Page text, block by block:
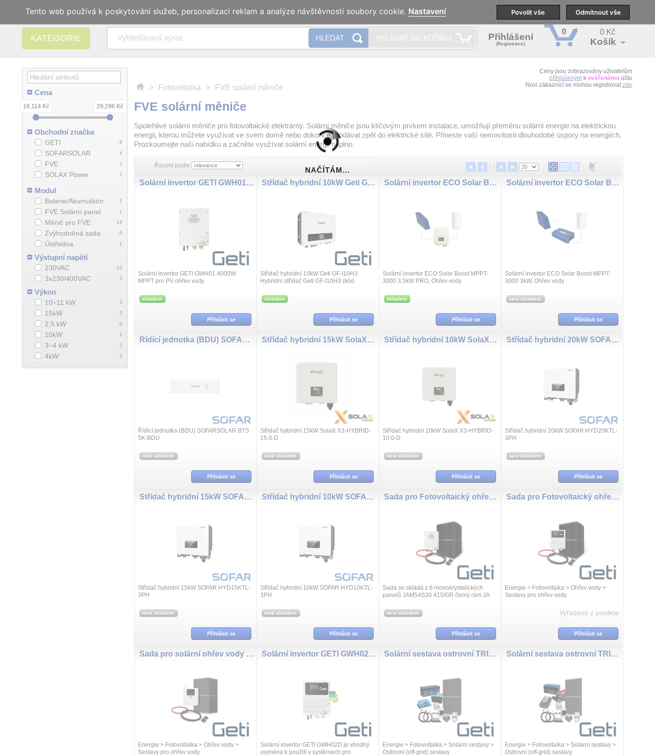
Naše pobočky Technická podpora CS
KATEGORIE HLEDAT VKLÁDAT DO KOŠÍKU Přihlášení
(Registrace)
0 0 Kč
Košík
Cena
16,114 Kč 29,296 Kč
Obchodní značka
9
GETI
4
SOFARSOLAR
2
FVE
2
SOLAX Power
Modul
1
Baterie/Akumulátor
1
FVE Solární panel
16
Měnič pro FVE
6
Zvýhodněná sada
1
Ústředna
Výstupní napětí
10
230VAC
3
3x230/400VAC
Výkon
3
10~11 kW
2
15kW
6
2,5 kW
1
20kW
2
3~4 kW
2
4kW
> Fotovoltaika > FVE solární měniče
Ceny jsou zobrazovány uživatelům
přihlášenýmk ověřenémuúčtu.
Noví zákaznící se mohou registrovatzde.
FVE solární měniče
Spolehlivé solární měniče pro fotovoltaické elektrárny. Solární měniče jsou klíčovým prvkem instalace, umožňují přeměnu solární energie na elektrickou
energii, kterou můžete využívat ve svém domě nebo dokonce prodávat zpět do elektrické sítě. Přineste vaší nemovitosti dlouhodobé úspory na energiích.
Prozkoumejte naši nabídku a začněte využívat solární energii naplno.
NAČÍTÁM...
Řazení podle
Solární invertor GETI GWH01 4000W MPPT pro PV ohřev vody
Solární invertor GETI GWH01 4000W
MPPT pro PV ohřev vody
skladem
Přihlásit se
Střídač hybridní 10kW Geti GF-I10H3.
Střídač hybridní 10kW Geti GF-I10H3.
Hybridní střídač Geti GF‑I10H3 (kód
(on‑grid) měnič, přičemž zároveň
podporuj...
skladem
Přihlásit se
Solární invertor ECO Solar Boost MPPT-3000 3,5kW PRO, Ohřev vody
Solární invertor ECO Solar Boost MPPT-
3000 3,5kW PRO, Ohřev vody
skladem
Přihlásit se
Solární invertor ECO Solar Boost MPPT-3000 3kW, Ohřev vody
Solární invertor ECO Solar Boost MPPT-
3000 3kW, Ohřev vody
není skladem
Přihlásit se
Řídící jednotka (BDU) SOFARSOLAR BTS 5K-BDU
Řídící jednotka (BDU) SOFARSOLAR BTS
5K-BDU
není skladem
Přihlásit se
Střídač hybridní 15kW SolaX X3-HYBRID-15.0-D
Střídač hybridní 15kW SolaX X3-HYBRID-
15.0-D
není skladem
Přihlásit se
Střídač hybridní 10kW SolaX X3-HYBRID-10.0-D
Střídač hybridní 10kW SolaX X3-HYBRID-
10.0-D
není skladem
Přihlásit se
Střídač hybridní 20kW SOFAR HYD20KTL-3PH
Střídač hybridní 20kW SOFAR HYD20KTL-
3PH
není skladem
Přihlásit se
Střídač hybridní 15kW SOFAR HYD15KTL-3PH
Střídač hybridní 15kW SOFAR HYD15KTL-
3PH
není skladem
Přihlásit se
Střídač hybridní 10kW SOFAR HYD10KTL-3PH
Střídač hybridní 10kW SOFAR HYD10KTL-
3PH
není skladem
Přihlásit se
Sada pro Fotovoltaický ohřev vody GETI GWH01 2490W 6x PV Ja Solar
Sada se skládá z 6 monokrystalických
panelů JAM54S30 415/GR černý rám JA
každý , GETI kontroléru GWH01 4000W (
1x 04290...
není skladem
Přihlásit se
Sada pro Fotovoltaický ohřev vody GETI GWH02D 2490W 6x PV Ja Solar
Energie > Fotovoltaika > Ohřev vody >
Sestavy pro ohřev vody
Vyřazeno z prodeje
Přihlásit se
Sada pro solární ohřev vody GETI GWH03W 2225Wp 5x PV TRINA
Energie > Fotovoltaika > Ohřev vody >
Sestavy pro ohřev vody
Solární invertor GETI GWH02D 4000W MPPT pro PV ohřev vody
Solární invertor GETI GWH02D je vhodný
zejména k použití v systémech pro
Solární sestava ostrovní TRINA 890Wp, baterie LiFePO4 24V 100Ah, měnič 24V/230VAC 2000W
Energie > Fotovoltaika > Solární sestavy >
Ostrovní (off-grid) sestavy
Solární sestava ostrovní TRINA 445Wp, baterie LiFePO4 12V 100Ah, měnič 230VAC 1000W
Energie > Fotovoltaika > Solární sestavy >
Ostrovní (off-grid) sestavy
Tento web používá k poskytování služeb, personalizaci reklam a analýze návštěvnosti soubory cookie. Nastavení Povolit vše Odmítnout vše